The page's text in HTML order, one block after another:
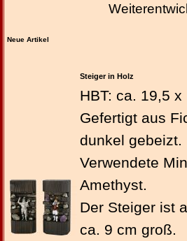
Neue Artikel
Steiger in Holz
HBT: ca. 19,5
Gefertigt aus
dunkel gebeizt.
Verwendete
Amethyst.
Der Steiger ist
ca. 9 cm groß.